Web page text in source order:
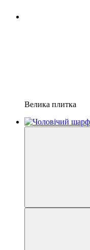
Велика плитка